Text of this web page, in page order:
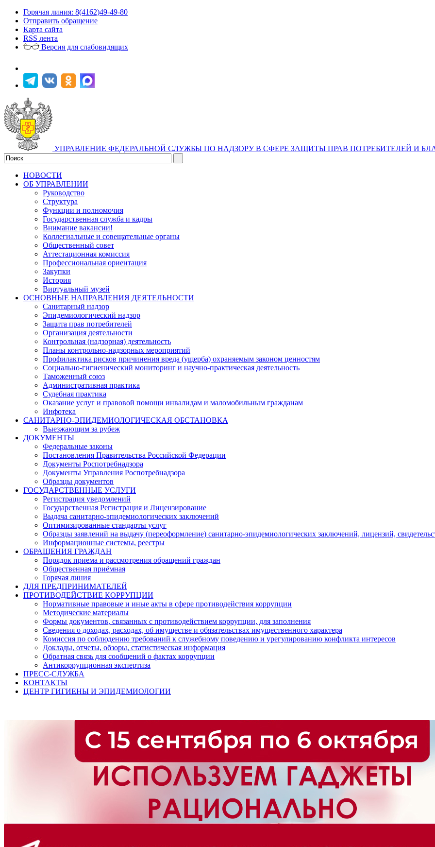
Горячая линия: 8(4162)49-49-80
Отправить обращение
Карта сайта
RSS лента
Версия для слабовидящих
УПРАВЛЕНИЕ ФЕДЕРАЛЬНОЙ СЛУЖБЫ ПО НАДЗОРУ В СФЕРЕ ЗАЩИТЫ ПРАВ ПОТРЕБИТЕЛЕЙ И
НОВОСТИ
ОБ УПРАВЛЕНИИ
Руководство
Структура
Функции и полномочия
Государственная служба и кадры
Внимание вакансии!
Коллегиальные и совещательные органы
Общественный совет
Аттестационная комиссия
Профессиональная ориентация
Закупки
История
Виртуальный музей
ОСНОВНЫЕ НАПРАВЛЕНИЯ ДЕЯТЕЛЬНОСТИ
Санитарный надзор
Эпидемиологический надзор
Защита прав потребителей
Организация деятельности
Контрольная (надзорная) деятельность
Планы контрольно-надзорных мероприятий
Профилактика рисков причинения вреда (ущерба) охраняемым законом ценностям
Социально-гигиенический мониторинг и научно-практическая деятельность
Таможенный союз
Административная практика
Судебная практика
Оказание услуг и правовой помощи инвалидам и маломобильным гражданам
Инфотека
САНИТАРНО-ЭПИДЕМИОЛОГИЧЕСКАЯ ОБСТАНОВКА
Выезжающим за рубеж
ДОКУМЕНТЫ
Федеральные законы
Постановления Правительства Российской Федерации
Документы Роспотребнадзора
Документы Управления Роспотребнадзора
Образцы документов
ГОСУДАРСТВЕННЫЕ УСЛУГИ
Регистрация уведомлений
Государственная Регистрация и Лицензирование
Выдача санитарно-эпидемиологических заключений
Оптимизированные стандарты услуг
Образцы заявлений на выдачу (переоформление) санитарно-эпидемиологических заключений, лицензий,
Информационные системы, реестры
ОБРАЩЕНИЯ ГРАЖДАН
Порядок приема и рассмотрения обращений граждан
Общественная приёмная
Горячая линия
ДЛЯ ПРЕДПРИНИМАТЕЛЕЙ
ПРОТИВОДЕЙСТВИЕ КОРРУПЦИИ
Нормативные правовые и иные акты в сфере противодействия коррупции
Методические материалы
Формы документов, связанных с противодействием коррупции, для заполнения
Сведения о доходах, расходах, об имуществе и обязательствах имущественного характера
Комиссия по соблюдению требований к служебному поведению и урегулированию конфликта интересов
Доклады, отчеты, обзоры, статистическая информация
Обратная связь для сообщений о фактах коррупции
Антикоррупционная экспертиза
ПРЕСС-СЛУЖБА
КОНТАКТЫ
ЦЕНТР ГИГИЕНЫ И ЭПИДЕМИОЛОГИИ